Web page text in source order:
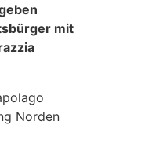
mit
Norden